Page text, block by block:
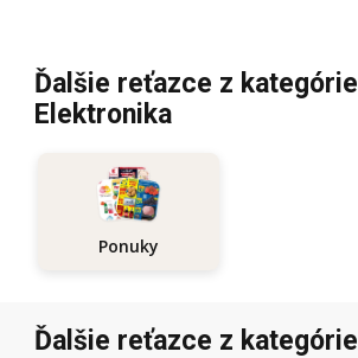
Ďalšie reťazce z kategórie
Elektronika
Ponuky
Ďalšie reťazce z kategórie